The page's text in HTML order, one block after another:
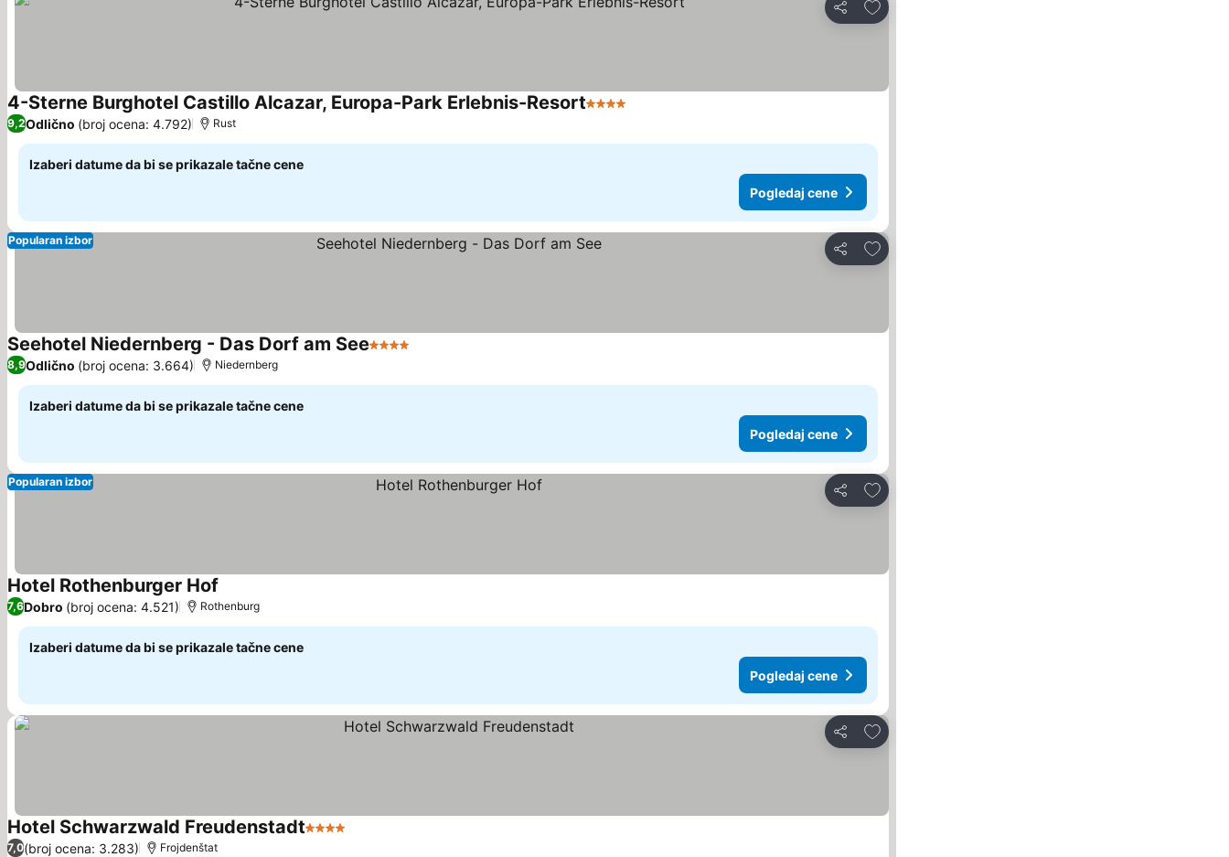
Deli
Dodati u favorite
4-Sterne Burghotel Castillo Alcazar, Europa-Park Erlebnis-Resort4 Zvezdice
9,2Odlično (broj ocena: 4.792) Rust
Izaberi datume da bi se prikazale tačne cene
Pogledaj cene
Deli
Dodati u favorite
Popularan izbor
Seehotel Niedernberg - Das Dorf am See4 Zvezdice
8,9Odlično (broj ocena: 3.664) Niedernberg
Izaberi datume da bi se prikazale tačne cene
Pogledaj cene
Deli
Dodati u favorite
Popularan izbor
Hotel Rothenburger Hof
7,6Dobro (broj ocena: 4.521) Rothenburg
Izaberi datume da bi se prikazale tačne cene
Pogledaj cene
Deli
Dodati u favorite
Hotel Schwarzwald Freudenstadt4 Zvezdice
7,0(broj ocena: 3.283) Frojdenštat